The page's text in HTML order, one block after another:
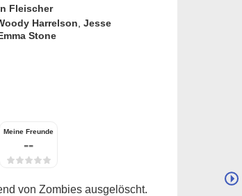
Fleischer
Harrelson Jesse
Stone
Meine Freunde
--
von Zombies ausgelöscht.